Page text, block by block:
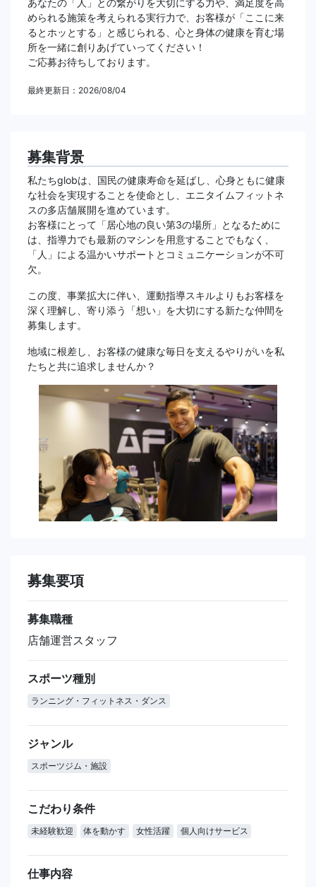
あなたの「人」との繋がりを大切にする力や、満足度を高
められる施策を考えられる実行力で、お客様が「ここに来
るとホッとする」と感じられる、心と身体の健康を育む場
所を一緒に創りあげていってください！
ご応募お待ちしております。
最終更新日：2026/08/04
募集背景
私たちglobは、国民の健康寿命を延ばし、心身ともに健康
な社会を実現することを使命とし、エニタイムフィットネ
スの多店舗展開を進めています。
お客様にとって「居心地の良い第3の場所」となるために
は、指導力でも最新のマシンを用意することでもなく、
「人」による温かいサポートとコミュニケーションが不可
欠。
この度、事業拡大に伴い、運動指導スキルよりもお客様を
深く理解し、寄り添う「想い」を大切にする新たな仲間を
募集します。
地域に根差し、お客様の健康な毎日を支えるやりがいを私
たちと共に追求しませんか？
募集要項
募集職種
店舗運営スタッフ
スポーツ種別
ランニング・フィットネス・ダンス
ジャンル
スポーツジム・施設
こだわり条件
未経験歓迎 体を動かす 女性活躍 個人向けサービス
仕事内容